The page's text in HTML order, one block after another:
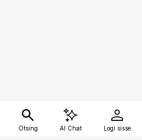
Otsing AI Chat Logi sisse